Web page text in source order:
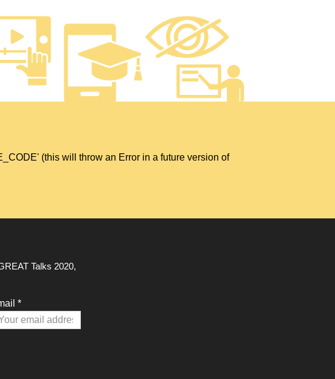
(this will throw an Error in a future version of
Talks 2020,
*